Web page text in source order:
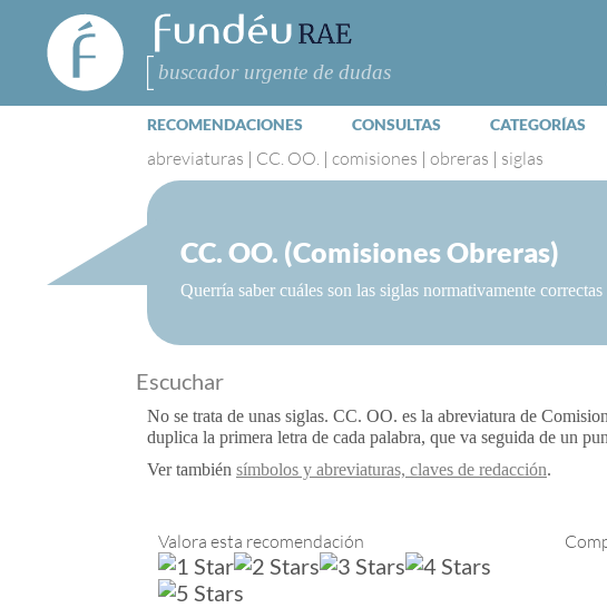
FundéuRAE
- Fundación
del Español
Urgente
Buscar
RECOMENDACIONES CONSULTAS CATEGORÍAS
abreviaturas | CC. OO. | comisiones | obreras | siglas
CC. OO. (Comisiones Obreras)
Querría saber cuáles son las siglas normativamente
Escuchar
No se trata de unas siglas. CC. OO. es la abreviatura de
duplica la primera letra de cada palabra, que va seguida de un
Ver también símbolos y abreviaturas, claves de redacción.
Valora esta recomendación